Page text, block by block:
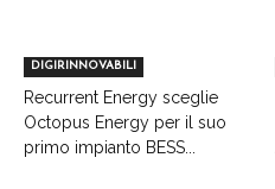
DIGIRINNOVABILI
Recurrent Energy sceglie
Octopus Energy per il suo
primo impianto BESS...